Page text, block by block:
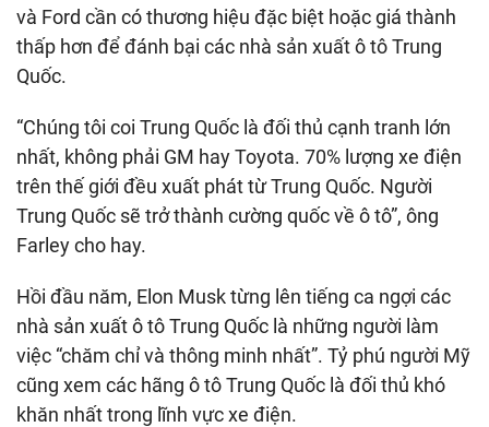
và Ford cần có thương hiệu đặc biệt hoặc giá thành
thấp hơn để đánh bại các nhà sản xuất ô tô Trung
Quốc.
“Chúng tôi coi Trung Quốc là đối thủ cạnh tranh lớn
nhất, không phải GM hay Toyota. 70% lượng xe điện
trên thế giới đều xuất phát từ Trung Quốc. Người
Trung Quốc sẽ trở thành cường quốc về ô tô”, ông
Farley cho hay.
Hồi đầu năm, Elon Musk từng lên tiếng ca ngợi các
nhà sản xuất ô tô Trung Quốc là những người làm
việc “chăm chỉ và thông minh nhất”. Tỷ phú người Mỹ
cũng xem các hãng ô tô Trung Quốc là đối thủ khó
khăn nhất trong lĩnh vực xe điện.